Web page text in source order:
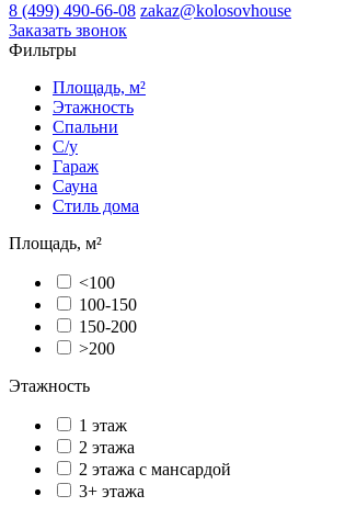
8 (499) 490-66-08 zakaz@kolosovhouse
3аказать звонок
Фильтры
Площадь, м²
Этажность
Спальни
С/у
Гараж
Сауна
Стиль дома
Площадь, м²
<100
100-150
150-200
>200
Этажность
1 этаж
2 этажа
2 этажа с мансардой
3+ этажа